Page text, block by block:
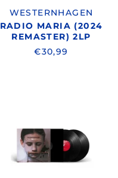
WESTERNHAGEN
RADIO MARIA (2024
REMASTER) 2LP
€30,99
DEN
WAHNSINN
(2024
REMASTER)